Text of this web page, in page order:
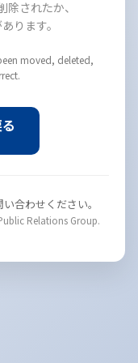
されたか、
ります。
moved, deleted,
合わせください。
Relations Group.